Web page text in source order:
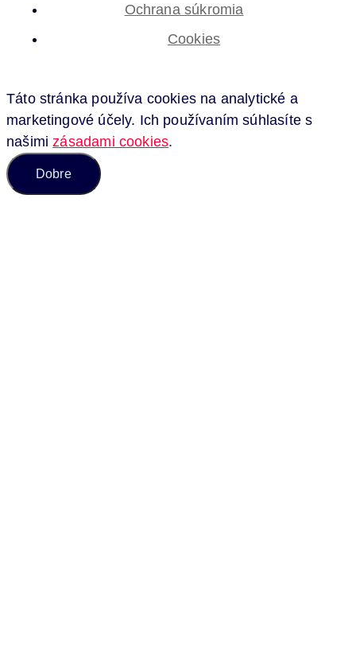
Ochrana súkromia
Cookies
Táto stránka používa cookies na analytické a
marketingové účely. Ich používaním súhlasíte s
našimizásadami cookies.
Dobre